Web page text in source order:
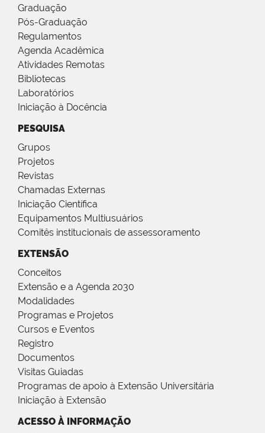
Graduação
Pós-Graduação
Regulamentos
Agenda Acadêmica
Atividades Remotas
Bibliotecas
Laboratórios
Iniciação à Docência
PESQUISA
Grupos
Projetos
Revistas
Chamadas Externas
Iniciação Científica
Equipamentos Multiusuários
Comitês institucionais de assessoramento
EXTENSÃO
Conceitos
Extensão e a Agenda 2030
Modalidades
Programas e Projetos
Cursos e Eventos
Registro
Documentos
Visitas Guiadas
Programas de apoio à Extensão Universitária
Iniciação à Extensão
ACESSO À INFORMAÇÃO